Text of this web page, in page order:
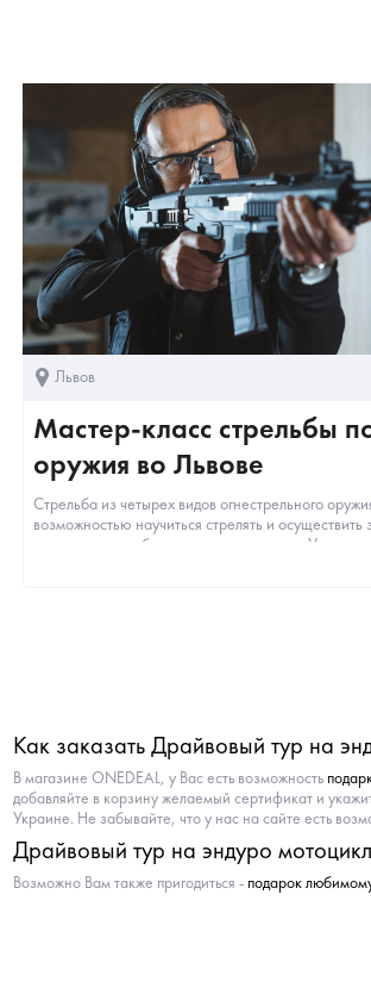
Львов
Мастер-класс стрельбы
оружия во Львове
Стрельба из четырех видов огнестрельного
возможностью научиться стрелять и осуществить
почувствовав себя настоящим стрелком. У...
Как заказать Драйвовый тур на
В магазине ONEDEAL, у Вас есть возможность
добавляйте в корзину желаемый сертификат и
Украине. Не забывайте, что у нас на сайте есть
Драйвовый тур на эндуро
Возможно Вам также пригодиться - подарок